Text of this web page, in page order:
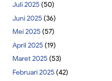
Juli 2025 (50)
Juni 2025 (36)
Mei 2025 (57)
April 2025 (19)
Maret 2025 (53)
Februari 2025 (42)